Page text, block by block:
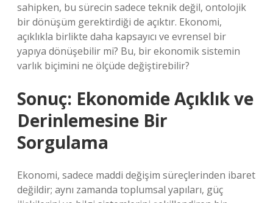
sahipken, bu sürecin sadece teknik değil, ontolojik
bir dönüşüm gerektirdiği de açıktır. Ekonomi,
açıklıkla birlikte daha kapsayıcı ve evrensel bir
yapıya dönüşebilir mi? Bu, bir ekonomik sistemin
varlık biçimini ne ölçüde değiştirebilir?
Sonuç: Ekonomide Açıklık ve
Derinlemesine Bir
Sorgulama
Ekonomi, sadece maddi değişim süreçlerinden ibaret
değildir; aynı zamanda toplumsal yapıları, güç